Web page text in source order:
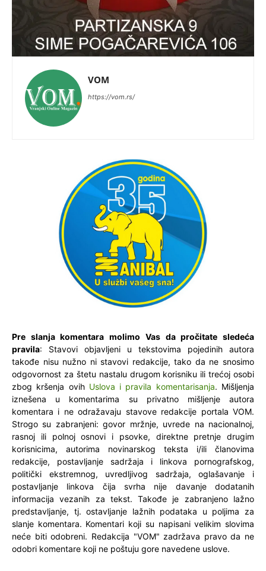
VOM
https://vom.rs/
Pre slanja komentara molimo Vas da pročitate sledeća
pravila: Stavovi objavljeni u tekstovima pojedinih autora
takođe nisu nužno ni stavovi redakcije, tako da ne snosimo
odgovornost za štetu nastalu drugom korisniku ili trećoj osobi
zbog kršenja ovih Uslova i pravila komentarisanja. Mišljenja
iznešena u komentarima su privatno mišljenje autora
komentara i ne odražavaju stavove redakcije portala VOM.
Strogo su zabranjeni: govor mržnje, uvrede na nacionalnoj,
rasnoj ili polnoj osnovi i psovke, direktne pretnje drugim
korisnicima, autorima novinarskog teksta i/ili članovima
redakcije, postavljanje sadržaja i linkova pornografskog,
politički ekstremnog, uvredljivog sadržaja, oglašavanje i
postavljanje linkova čija svrha nije davanje dodatanih
informacija vezanih za tekst. Takođe je zabranjeno lažno
predstavljanje, tj. ostavljanje lažnih podataka u poljima za
slanje komentara. Komentari koji su napisani velikim slovima
neće biti odobreni. Redakcija "VOM" zadržava pravo da ne
odobri komentare koji ne poštuju gore navedene uslove.